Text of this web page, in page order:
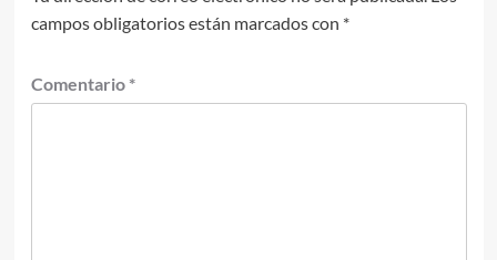
campos obligatorios están marcados con *
Comentario *